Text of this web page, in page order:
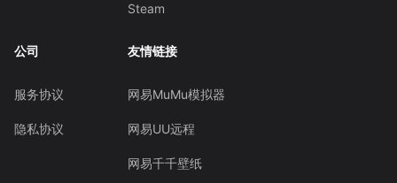
Steam
公司
服务协议
隐私协议
友情链接
网易MuMu模拟器
网易UU远程
网易千千壁纸